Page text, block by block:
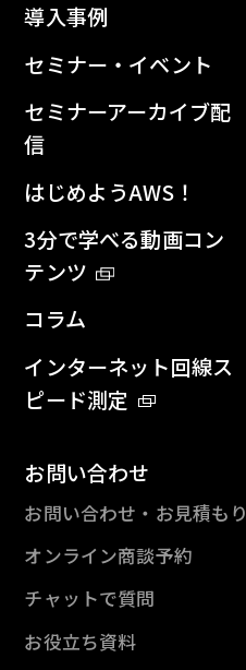
導入事例
セミナー・イベント
セミナーアーカイブ配
信
はじめようAWS！
3分で学べる動画コン
テンツ
コラム
インターネット回線ス
ピード測定
お問い合わせ
お問い合わせ・お見積もり
オンライン商談予約
チャットで質問
お役立ち資料